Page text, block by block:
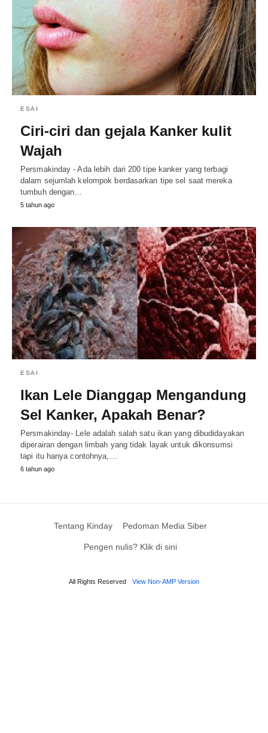
ESAI
Ciri-ciri dan gejala Kanker kulit
Wajah
Persmakinday - Ada lebih dari 200 tipe kanker yang terbagi
dalam sejumlah kelompok berdasarkan tipe sel saat mereka
tumbuh dengan…
5 tahun ago
ESAI
Ikan Lele Dianggap Mengandung
Sel Kanker, Apakah Benar?
Persmakinday- Lele adalah salah satu ikan yang dibudidayakan
diperairan dengan limbah yang tidak layak untuk dikonsumsi
tapi itu hanya contohnya,…
6 tahun ago
Tentang Kinday Pedoman Media Siber
Pengen nulis? Klik di sini
All Rights Reserved View Non-AMP Version